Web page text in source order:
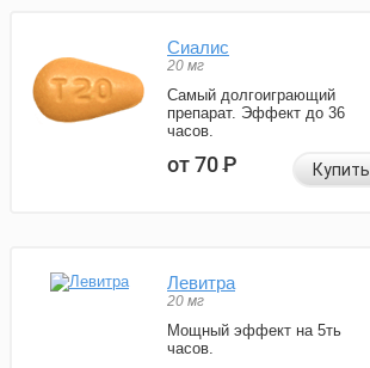
Сиалис
20 мг
Самый долгоиграющий
препарат. Эффект до 36
часов.
от 70Р Купить
Левитра
20 мг
Мощный эффект на 5ть
часов.